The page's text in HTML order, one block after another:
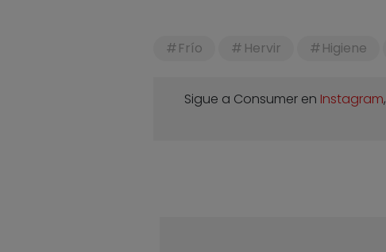
Frío Hervir Higiene
Sigue a Consumer en Instagram,